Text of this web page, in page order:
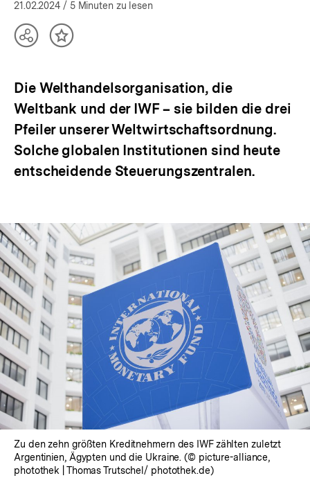
öffnen
21.02.2024 / 5 Minuten zu lesen
TeilenInhalt
Die Welthandelsorganisation, die
Weltbank und der IWF – sie bilden die drei
Pfeiler unserer Weltwirtschaftsordnung.
Solche globalen Institutionen sind heute
entscheidende Steuerungszentralen.
Zu den zehn größten Kreditnehmern des IWF zählten zuletzt
Argentinien, Ägypten und die Ukraine. (© picture-alliance,
photothek | Thomas Trutschel/ photothek.de)